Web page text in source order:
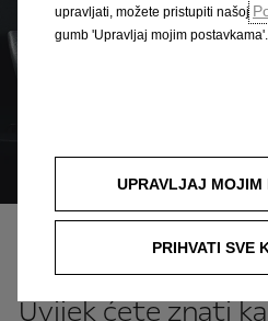
Uvijek ćete znati
upravljati, možete pristupiti našoj
gumb 'Upravljaj mojim postavkama'.
UPRAVLJAJ
PRIHVATI SVE